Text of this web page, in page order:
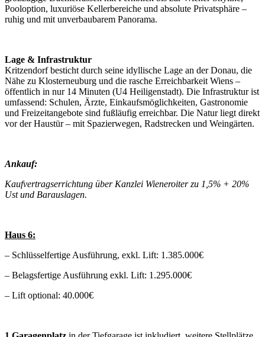
Pooloption, luxuriöse Kellerbereiche und absolute Privatsphäre –
ruhig und mit unverbaubarem Panorama.
Lage & Infrastruktur
Kritzendorf besticht durch seine idyllische Lage an der Donau, die
Nähe zu Klosterneuburg und die rasche Erreichbarkeit Wiens –
öffentlich in nur 14 Minuten (U4 Heiligenstadt). Die Infrastruktur ist
umfassend: Schulen, Ärzte, Einkaufsmöglichkeiten, Gastronomie
und Freizeitangebote sind fußläufig erreichbar. Die Natur liegt direkt
vor der Haustür – mit Spazierwegen, Radstrecken und Weingärten.
Ankauf:
Kaufvertragserrichtung über Kanzlei Wieneroiter zu 1,5% + 20%
Ust und Barauslagen.
Haus 6:
– Schlüsselfertige Ausführung, exkl. Lift: 1.385.000€
– Belagsfertige Ausführung exkl. Lift: 1.295.000€
– Lift optional: 40.000€